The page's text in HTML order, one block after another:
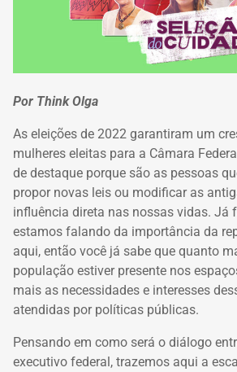
Por Think Olga
As eleições de 2022 garantiram um
mulheres eleitas para a Câmara
de destaque porque são as pessoas
propor novas leis ou modificar as
influência direta nas nossas vidas. Já
estamos falando da importância da
aqui, então você já sabe que quanto
população estiver presente nos
mais as necessidades e interesses
atendidas por políticas públicas.
Pensando em como será o diálogo
executivo federal, trazemos aqui a